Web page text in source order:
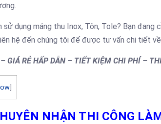
sử dụng máng thu Inox, Tôn, Tole? Bạn đang
hệ đến chúng tôi để được tư vấn chi tiết về
GIÁ RẺ HẤP DẪN – TIẾT KIỆM CHI PHÍ –
NHẬN THI CÔNG